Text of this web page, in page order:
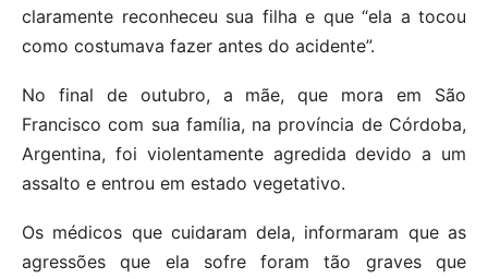
claramente reconheceu sua filha e que “ela a tocou
como costumava fazer antes do acidente”.
No final de outubro, a mãe, que mora em São
Francisco com sua família, na província de Córdoba,
Argentina, foi violentamente agredida devido a um
assalto e entrou em estado vegetativo.
Os médicos que cuidaram dela, informaram que as
agressões que ela sofre foram tão graves que